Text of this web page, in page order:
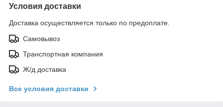
Условия доставки
Доставка осуществляется только по предоплате.
Самовывоз
Транспортная компания
Ж/д доставка
Все условия доставки